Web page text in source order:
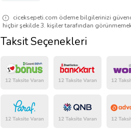
ciceksepeti.com ödeme bilgilerinizi
hiçbir şekilde 3. kişiler tarafından
Taksit Seçenekleri